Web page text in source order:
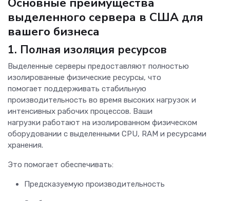
выделенного сервера в США для
вашего бизнеса
1. Полная изоляция ресурсов
Выделенные серверы предоставляют полностью
изолированные физические ресурсы, что
помогает поддерживать стабильную
производительность во время высоких нагрузок и
интенсивных рабочих процессов. Ваши
нагрузки работают на изолированном физическом
оборудовании с выделенными CPU, RAM и ресурсами
хранения.
Это помогает обеспечивать:
Предсказуемую производительность